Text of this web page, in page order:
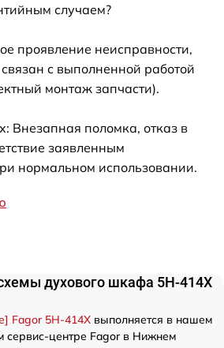
случаем?
проявление неисправности,
с выполненной работой
монтаж запчасти).
Внезапная поломка, отказ в
заявленным
нормальном использовании.
духового шкафа 5H-414X
Fagor 5H-414X выполняется в нашем
сервис-центре Fagor в Нижнем